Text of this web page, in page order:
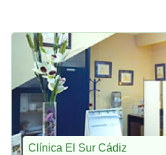
Clínica El Sur Cádiz